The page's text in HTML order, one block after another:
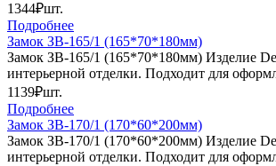
1344₽шт.
Подробнее
Замок ЗВ-165/1 (165*70*180мм)
Замок ЗВ-165/1 (165*70*180мм) Изделие
интерьерной отделки. Подходит для
1139₽шт.
Подробнее
Замок ЗВ-170/1 (170*60*200мм)
Замок ЗВ-170/1 (170*60*200мм) Изделие
интерьерной отделки. Подходит для